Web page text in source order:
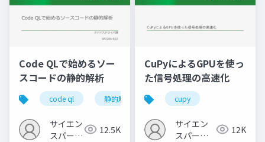
Code QLで始めるソー
スコードの静的解析
code ql 静的解析 device driver
サイエン
スパーク
12.5K
CuPyによるGPUを使っ
た信号処理の高速化
cupy
サイエン
スパーク
12K